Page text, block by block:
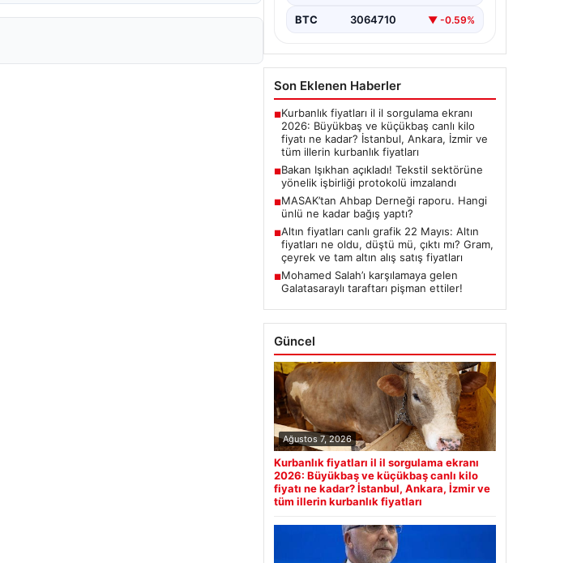
BTC 3064710 ▼ -0.59%
Son Eklenen Haberler
■Kurbanlık fiyatları il il sorgulama ekranı
2026: Büyükbaş ve küçükbaş canlı kilo
fiyatı ne kadar? İstanbul, Ankara, İzmir ve
tüm illerin kurbanlık fiyatları
■Bakan Işıkhan açıkladı! Tekstil sektörüne
yönelik işbirliği protokolü imzalandı
■MASAK’tan Ahbap Derneği raporu. Hangi
ünlü ne kadar bağış yaptı?
■Altın fiyatları canlı grafik 22 Mayıs: Altın
fiyatları ne oldu, düştü mü, çıktı mı? Gram,
çeyrek ve tam altın alış satış fiyatları
■Mohamed Salah’ı karşılamaya gelen
Galatasaraylı taraftarı pişman ettiler!
Güncel
Ağustos 7, 2026
Kurbanlık fiyatları il il sorgulama ekranı
2026: Büyükbaş ve küçükbaş canlı kilo
fiyatı ne kadar? İstanbul, Ankara, İzmir ve
tüm illerin kurbanlık fiyatları